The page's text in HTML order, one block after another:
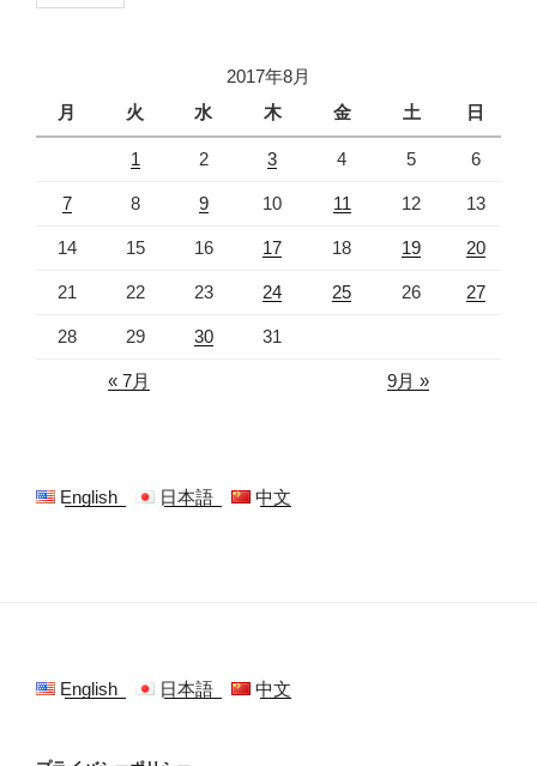
2017年8月
月
火 水 木 金 土 日
1 2 3 4 5 6
7 8 9 10 11 12 13
14 15 16 17 18 19 20
21 22 23 24 25 26 27
28 29 30 31
« 7月 9月 »
English 日本語 中文
English 日本語 中文